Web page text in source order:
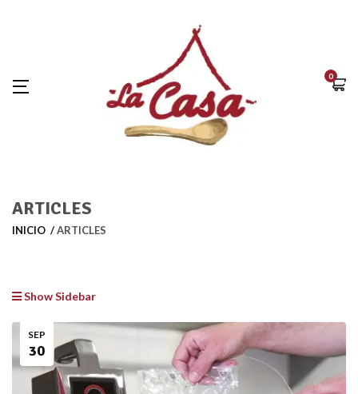
0
ARTICLES
INICIO ARTICLES
Show Sidebar
SEP
30